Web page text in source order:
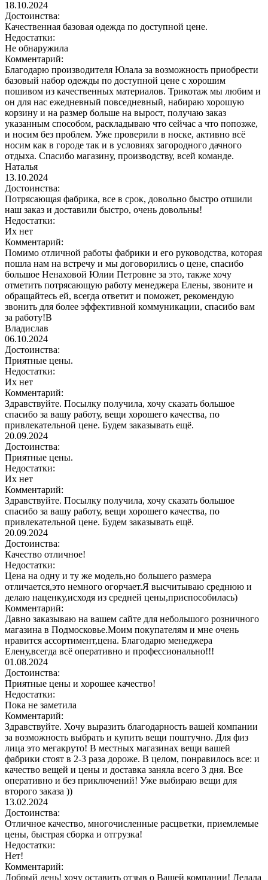
18.10.2024
Достоинства:
Качественная базовая одежда по доступной цене.
Недостатки:
Не обнаружила
Комментарий:
Благодарю производителя Юлала за возможность приобрести
базовый набор одежды по доступной цене с хорошим
пошивом из качественных материалов. Трикотаж мы любим и
он для нас ежедневный повседневный, набираю хорошую
корзину и на размер больше на вырост, получаю заказ
указанным способом, раскладываю что сейчас а что попозже,
и носим без проблем. Уже проверили в носке, активно всё
носим как в городе так и в условиях загородного дачного
отдыха. Спасибо магазину, производству, всей команде.
Наталья
13.10.2024
Достоинства:
Потрясающая фабрика, все в срок, довольно быстро отшили
наш заказ и доставили быстро, очень довольны!
Недостатки:
Их нет
Комментарий:
Помимо отличной работы фабрики и его руководства, которая
пошла нам на встречу и мы договорились о цене, спасибо
большое Ненаховой Юлии Петровне за это, также хочу
отметить потрясающую работу менеджера Елены, звоните и
обращайтесь ей, всегда ответит и поможет, рекомендую
звонить для более эффективной коммуникации, спасибо вам
за работу!В
Владислав
06.10.2024
Достоинства:
Приятные цены.
Недостатки:
Их нет
Комментарий:
Здравствуйте. Посылку получила, хочу сказать большое
спасибо за вашу работу, вещи хорошего качества, по
привлекательной цене. Будем заказывать ещё.
20.09.2024
Достоинства:
Приятные цены.
Недостатки:
Их нет
Комментарий:
Здравствуйте. Посылку получила, хочу сказать большое
спасибо за вашу работу, вещи хорошего качества, по
привлекательной цене. Будем заказывать ещё.
20.09.2024
Достоинства:
Качество отличное!
Недостатки:
Цена на одну и ту же модель,но большего размера
отличается,это немного огорчает.Я высчитываю среднюю и
делаю наценку,исходя из средней цены,приспособилась)
Комментарий:
Давно заказываю на вашем сайте для небольшого розничного
магазина в Подмосковье.Моим покупателям и мне очень
нравится ассортимент,цена. Благодарю менеджера
Елену,всегда всё оперативно и профессионально!!!
01.08.2024
Достоинства:
Приятные цены и хорошее качество!
Недостатки:
Пока не заметила
Комментарий:
Здравствуйте. Хочу выразить благодарность вашей компании
за возможность выбрать и купить вещи поштучно. Для физ
лица это мегакруто! В местных магазинах вещи вашей
фабрики стоят в 2-3 раза дороже. В целом, понравилось все: и
качество вещей и цены и доставка заняла всего 3 дня. Все
оперативно и без приключений! Уже выбираю вещи для
второго заказа ))
13.02.2024
Достоинства:
Отличное качество, многочисленные расцветки, приемлемые
цены, быстрая сборка и отгрузка!
Недостатки:
Нет!
Комментарий:
Добрый день! хочу оставить отзыв о Вашей компании! Делала